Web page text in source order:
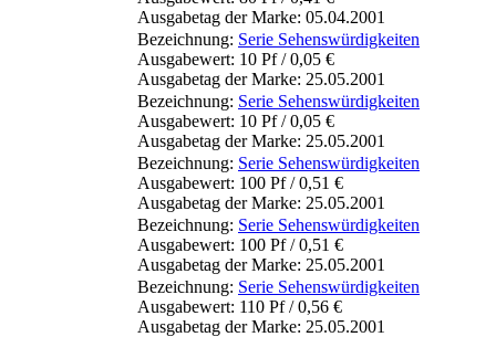
Ausgabetag der Marke: 05.04.2001
Bezeichnung: Serie Sehenswürdigkeiten
Ausgabewert: 10 Pf / 0,05 €
Ausgabetag der Marke: 25.05.2001
Bezeichnung: Serie Sehenswürdigkeiten
Ausgabewert: 10 Pf / 0,05 €
Ausgabetag der Marke: 25.05.2001
Bezeichnung: Serie Sehenswürdigkeiten
Ausgabewert: 100 Pf / 0,51 €
Ausgabetag der Marke: 25.05.2001
Bezeichnung: Serie Sehenswürdigkeiten
Ausgabewert: 100 Pf / 0,51 €
Ausgabetag der Marke: 25.05.2001
Bezeichnung: Serie Sehenswürdigkeiten
Ausgabewert: 110 Pf / 0,56 €
Ausgabetag der Marke: 25.05.2001